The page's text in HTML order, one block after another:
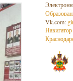
Vk.com: